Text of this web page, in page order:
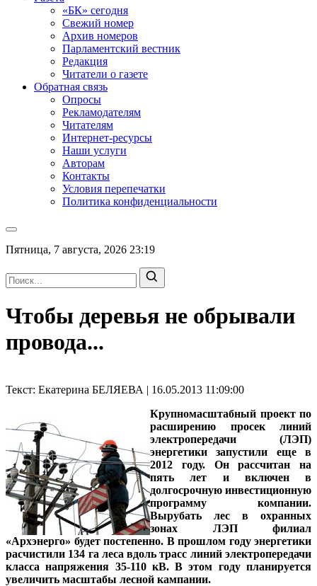
«БК» сегодня
Свежий номер
Архив номеров
Парламентский вестник
Редакция
Читатели о газете
Обратная связь
Опросы
Рекламодателям
Читателям
Интернет-ресурсы
Наши услуги
Авторам
Контакты
Условия перепечатки
Политика конфиденциальности
Пятница, 7 августа, 2026 23:19
Чтобы деревья не обрывали
провода...
Текст: Екатерина БЕЛЯЕВА | 16.05.2013 11:09:00
Крупномасштабный проект по
расширению просек линий
электропередачи (ЛЭП)
энергетики запустили еще в
2012 году. Он рассчитан на
пять лет и включен в
долгосрочную инвестиционную
программу компании.
Вырубать лес в охранных
зонах ЛЭП филиал
«Архэнерго» будет постепенно. В прошлом году энергетики
расчистили 134 га леса вдоль трасс линий электропередачи
класса напряжения 35-110 кВ. В этом году планируется
увеличить масштабы лесной кампании.